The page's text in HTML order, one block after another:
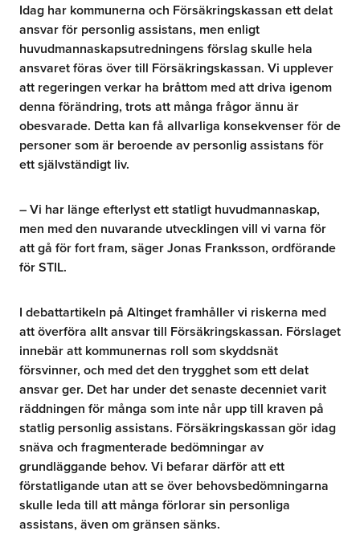
Idag har kommunerna och Försäkringskassan ett delat
ansvar för personlig assistans, men enligt
huvudmannaskapsutredningens förslag skulle hela
ansvaret föras över till Försäkringskassan. Vi upplever
att regeringen verkar ha bråttom med att driva igenom
denna förändring, trots att många frågor ännu är
obesvarade. Detta kan få allvarliga konsekvenser för de
personer som är beroende av personlig assistans för
ett självständigt liv.
– Vi har länge efterlyst ett statligt huvudmannaskap,
men med den nuvarande utvecklingen vill vi varna för
att gå för fort fram, säger Jonas Franksson, ordförande
för STIL.
I debattartikeln på Altinget framhåller vi riskerna med
att överföra allt ansvar till Försäkringskassan. Förslaget
innebär att kommunernas roll som skyddsnät
försvinner, och med det den trygghet som ett delat
ansvar ger. Det har under det senaste decenniet varit
räddningen för många som inte når upp till kraven på
statlig personlig assistans. Försäkringskassan gör idag
snäva och fragmenterade bedömningar av
grundläggande behov. Vi befarar därför att ett
förstatligande utan att se över behovsbedömningarna
skulle leda till att många förlorar sin personliga
assistans, även om gränsen sänks.